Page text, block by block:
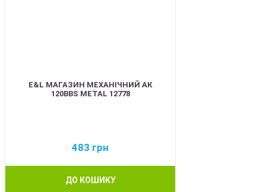
E&L МАГАЗИН МЕХАНІЧНИЙ АК
120BBS METAL 12778
483 грн
ДО КОШИКУ